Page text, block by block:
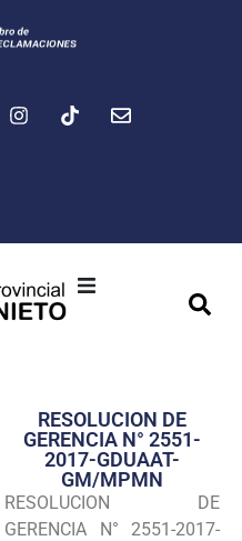
Transparencia
Seguridad
Programas
RESOLUCION DE
GERENCIA N° 2551-
2017-GDUAAT-
GM/MPMN
RESOLUCION DE
GERENCIA N° 2551-2017-